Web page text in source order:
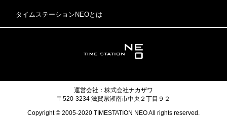
タイムステーションNEOとは
運営会社：株式会社ナカザワ
〒520-3234 滋賀県湖南市中央２丁目９２
Copyright © 2005-2020 TIMESTATION NEO All rights reserved.